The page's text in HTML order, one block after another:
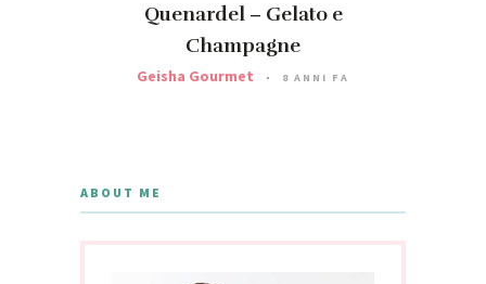
Quenardel – Gelato e
Champagne
Geisha Gourmet 8 ANNI FA
ABOUT ME